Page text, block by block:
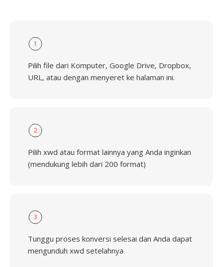
1
Pilih file dari Komputer, Google Drive, Dropbox,
URL, atau dengan menyeret ke halaman ini.
2
Pilih xwd atau format lainnya yang Anda inginkan
(mendukung lebih dari 200 format)
3
Tunggu proses konversi selesai dan Anda dapat
mengunduh xwd setelahnya